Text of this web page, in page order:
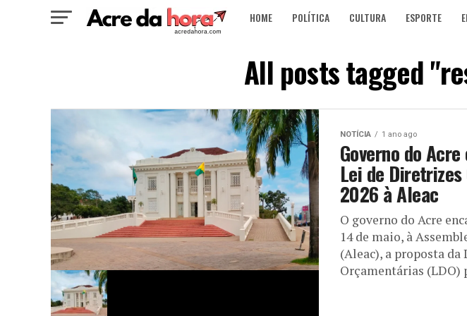
HOME POLÍTICA CULTURA ESPORTE
All posts tagged
NOTÍCIA 1 ano ago
Governo do
Lei de
2026 à Aleac
O governo do Acre
14 de maio, à
(Aleac), a proposta
Orçamentárias (LDO)